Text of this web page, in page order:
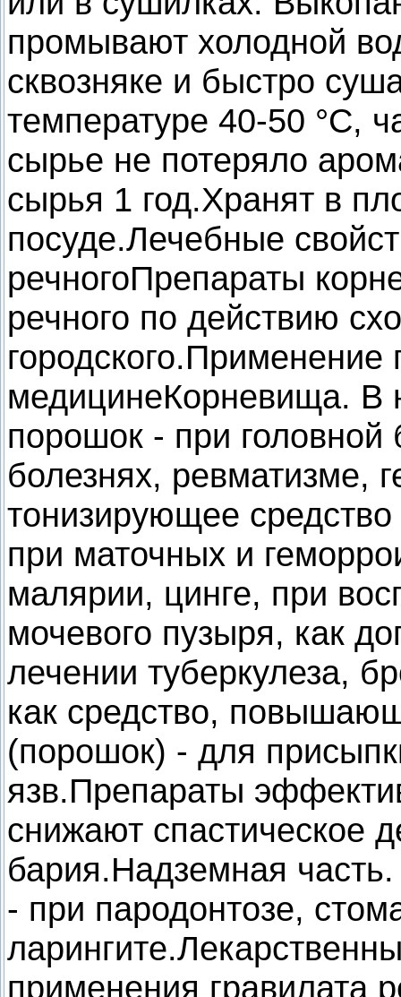
промывают холодной
сквозняке и быстро
температуре 40-50 °С,
сырье не потеряло
сырья 1 год.Хранят в
посуде.Лечебные
речногоПрепараты
речного по действию
городского.Применение
медицинеКорневища. В
порошок - при головной
болезнях, ревматизме,
тонизирующее
при маточных и
малярии, цинге, при
мочевого пузыря, как
лечении туберкулеза,
как средство,
(порошок) - для
язв.Препараты
снижают спастическое
бария.Надземная
- при пародонтозе,
применения гравилата